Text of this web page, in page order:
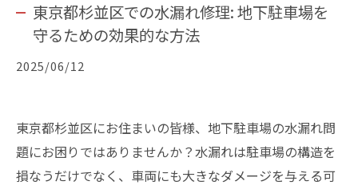
東京都杉並区での水漏れ修理: 地下駐車場を
守るための効果的な方法
2025/06/12
東京都杉並区にお住まいの皆様、地下駐車場の水漏れ問
題にお困りではありませんか？水漏れは駐車場の構造を
損なうだけでなく、車両にも大きなダメージを与える可